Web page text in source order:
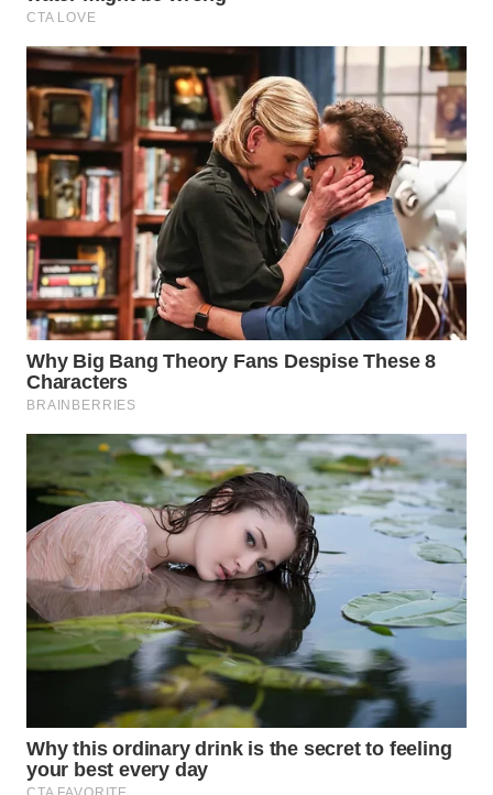
WN
UTARA
WN
SAMOSIR
WN
PADANG
LAWAS
WN
SUMEDANG
WN
CIANJUR
KEPULAUAN
SERIBU
WN
TANGERANG
WN
BINJAI
WN
CIREBON